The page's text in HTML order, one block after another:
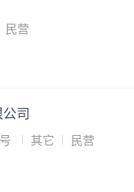
民营
司
其它 民营